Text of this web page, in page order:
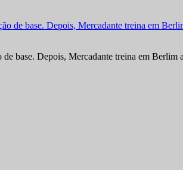
base. Depois, Mercadante treina em